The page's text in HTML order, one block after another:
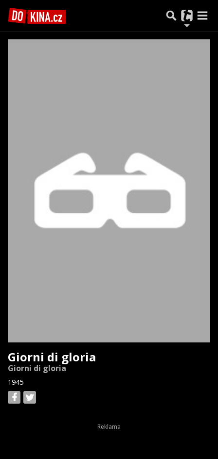
Giorni di gloria
Giorni di gloria
1945